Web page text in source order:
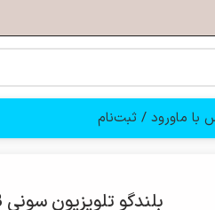
با ماورود / ثبت‌نام
بلندگو تلویزیون سونی 40W600B